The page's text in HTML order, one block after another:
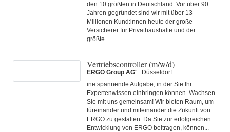
den 10 größten in Deutschland. Vor über 90
Jahren gegründet sind wir mit über 13
Millionen Kund:innen heute der große
Versicherer für Privathaushalte und der
größte...
Vertriebscontroller (m/w/d)
ERGO Group AG'
Düsseldorf
ine spannende Aufgabe, in der Sie Ihr
Expertenwissen einbringen können. Wachsen
Sie mit uns gemeinsam! Wir bieten Raum, um
füreinander und miteinander die Zukunft von
ERGO zu gestalten. Da Sie zur erfolgreichen
Entwicklung von ERGO beitragen, können...